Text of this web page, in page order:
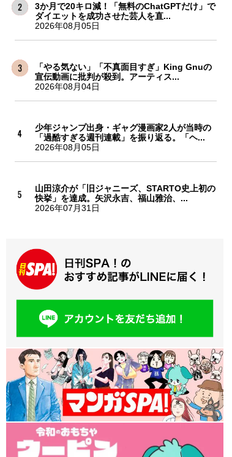
3か月で20キロ減！「無料のChatGPTだけ」で
ダイエットを成功させた芸人を直...
2026年08月05日
「やる気ない」「不真面目すぎ」King Gnuの
宣伝動画に批判が殺到。アーティス...
2026年08月04日
少年ジャンプ出身・ギャグ漫画家2人が当時の
「過酷すぎる週刊連載」を振り返る。「ヘ...
2026年08月05日
山田涼介が「旧ジャニーズ、STARTO史上初の
快挙」を達成。矢沢永吉、福山雅治、...
2026年07月31日